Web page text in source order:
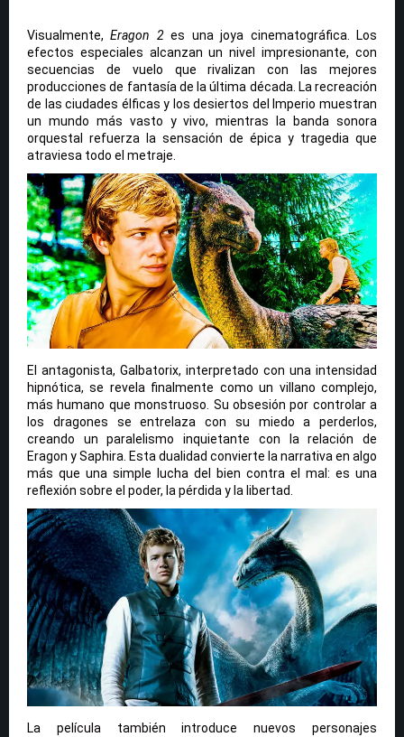
Visualmente,Eragon 2es una joya cinematográfica. Los
efectos especiales alcanzan un nivel impresionante, con
secuencias de vuelo que rivalizan con las mejores
producciones de fantasía de la última década. La recreación
de las ciudades élficas y los desiertos del Imperio muestran
un mundo más vasto y vivo, mientras la banda sonora
orquestal refuerza la sensación de épica y tragedia que
atraviesa todo el metraje.
El antagonista, Galbatorix, interpretado con una intensidad
hipnótica, se revela finalmente como un villano complejo,
más humano que monstruoso. Su obsesión por controlar a
los dragones se entrelaza con su miedo a perderlos,
creando un paralelismo inquietante con la relación de
Eragon y Saphira. Esta dualidad convierte la narrativa en algo
más que una simple lucha del bien contra el mal: es una
reflexión sobre el poder, la pérdida y la libertad.
La película también introduce nuevos personajes